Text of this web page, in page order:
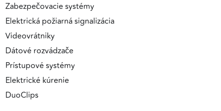
Zabezpečovacie systémy
Elektrická požiarná signalizácia
Videovrátniky
Dátové rozvádzače
Prístupové systémy
Elektrické kúrenie
DuoClips